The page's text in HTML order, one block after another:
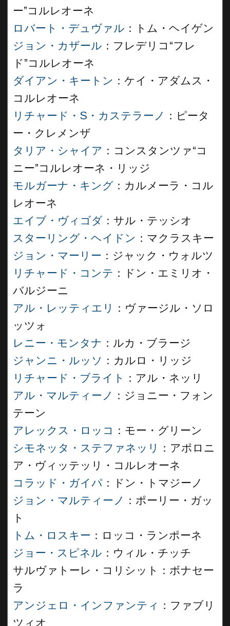
ー”コルレオーネ
ロバート・デュヴァル ：トム・ヘイゲン
ジョン・カザール ：フレデリコ“フレ
ド”コルレオーネ
ダイアン・キートン ：ケイ・アダムス・
コルレオーネ
リチャード・S・カステラーノ ：ピータ
ー・クレメンザ
タリア・シャイア ：コンスタンツァ“コ
ニー”コルレオーネ・リッジ
モルガーナ・キング ：カルメーラ・コル
レオーネ
エイブ・ヴィゴダ ：サル・テッシオ
スターリング・ヘイドン ：マクラスキー
ジョン・マーリー ：ジャック・ウォルツ
リチャード・コンテ ：ドン・エミリオ・
バルジーニ
アル・レッティエリ
：ヴァージル・ソロ
ッツォ
レニー・モンタナ ：ルカ・ブラージ
ジャンニ・ルッソ ：カルロ・リッジ
リチャード・ブライト
：アル・ネッリ
アル・マルティーノ ：ジョニー・フォン
テーン
アレックス・ロッコ ：モー・グリーン
シモネッタ・ステファネッリ
：アポロニ
ア・ヴィッテッリ・コルレオーネ
コラッド・ガイパ ：ドン・トマジーノ
ジョン・マルティーノ ：ポーリー・ガッ
ト
トム・ロスキー ：ロッコ・ランポーネ
ジョー・スピネル ：ウィル・チッチ
サルヴァトーレ・コリシット：ボナセー
ラ
アンジェロ・インファンティ ：ファブリ
ツィオ